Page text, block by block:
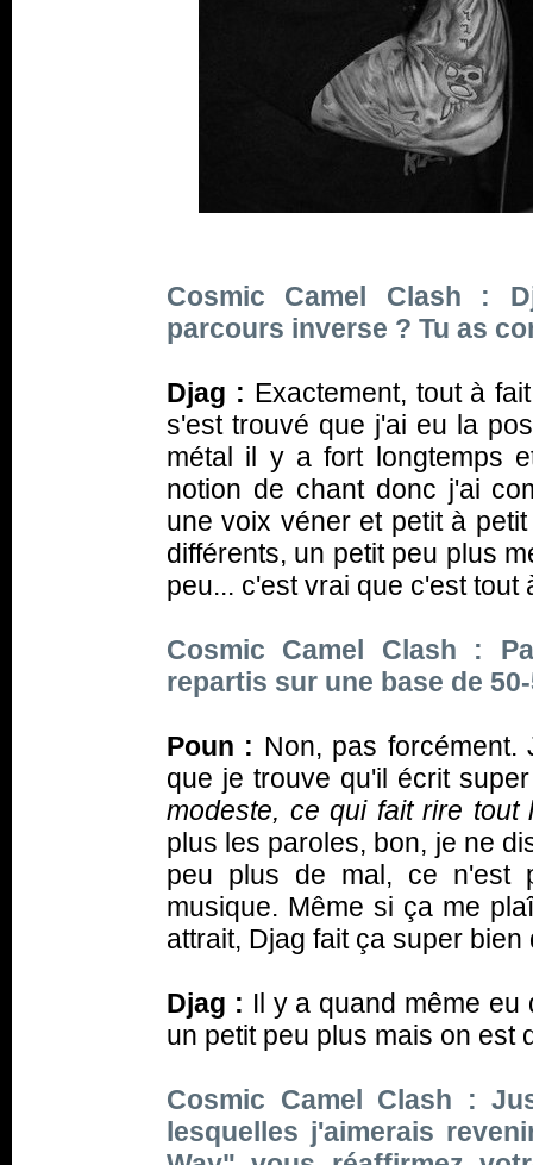
Cosmic Camel Clash :
parcours inverse ? Tu as
Djag : Exactement, tout à
s'est trouvé que j'ai eu la
métal il y a fort longtemps
notion de chant donc j'ai
une voix véner et petit à
différents, un petit peu plus
peu... c'est vrai que c'est tout
Cosmic Camel Clash :
repartis sur une base de
Poun : Non, pas
que je trouve qu'il écrit
modeste, ce qui fait rire tout
plus les paroles, bon, je ne
peu plus de mal, ce n'est
musique. Même si ça me
attrait, Djag fait ça super bien
Djag : Il y a quand même
un petit peu plus mais on est
Cosmic Camel Clash :
lesquelles j'aimerais